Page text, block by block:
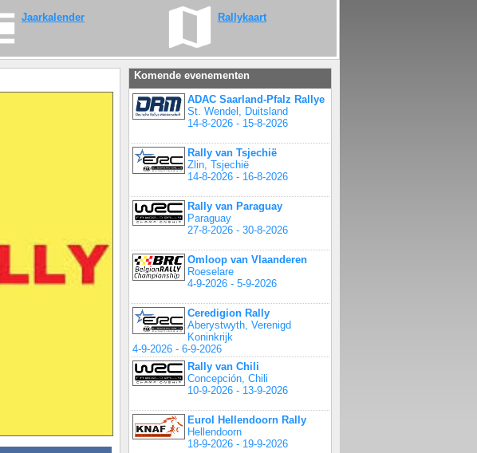
Jaarkalender Rallykaart
Komende evenementen
ADAC Saarland-Pfalz Rallye
St. Wendel, Duitsland
14-8-2026 - 15-8-2026
Rally van Tsjechië
Zlin, Tsjechië
14-8-2026 - 16-8-2026
Rally van Paraguay
Paraguay
27-8-2026 - 30-8-2026
Omloop van Vlaanderen
Roeselare
4-9-2026 - 5-9-2026
Ceredigion Rally
Aberystwyth, Verenigd
Koninkrijk
4-9-2026 - 6-9-2026
Rally van Chili
Concepción, Chili
10-9-2026 - 13-9-2026
Eurol Hellendoorn Rally
Hellendoorn
18-9-2026 - 19-9-2026